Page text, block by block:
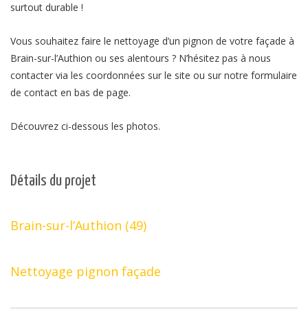
surtout durable !
Vous souhaitez faire le nettoyage d’un pignon de votre façade à
Brain-sur-l’Authion ou ses alentours ? N’hésitez pas à nous
contacter via les coordonnées sur le site ou sur notre formulaire
de contact en bas de page.
Découvrez ci-dessous les photos.
Détails du projet
Brain-sur-l’Authion (49)
Nettoyage pignon façade